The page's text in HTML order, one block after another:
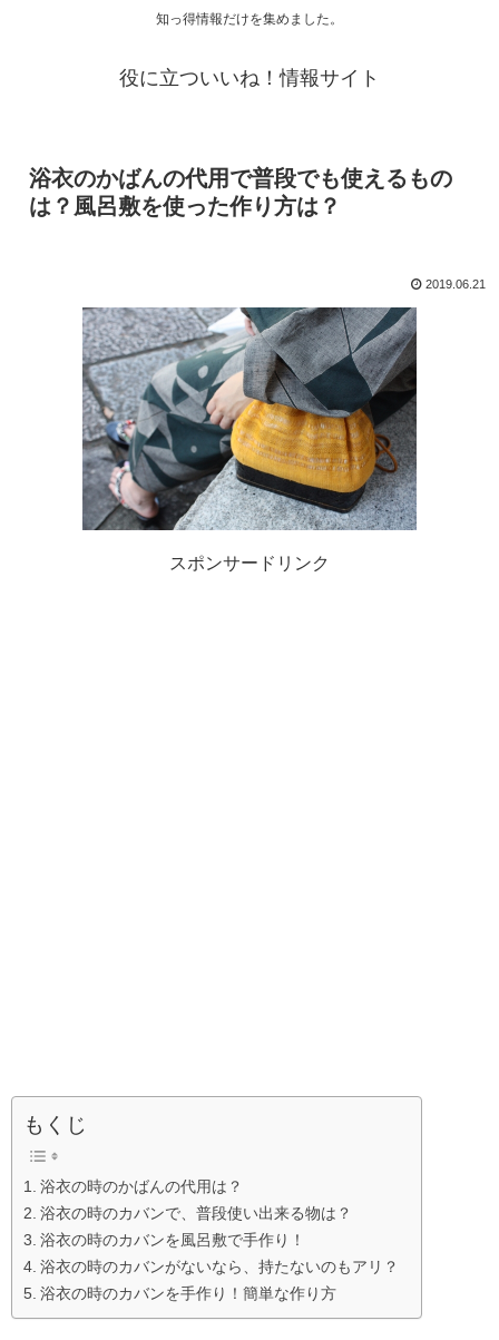
知っ得情報だけを集めました。
役に立ついいね！情報サイト
浴衣のかばんの代用で普段でも使えるもの
は？風呂敷を使った作り方は？
2019.06.21
スポンサードリンク
もくじ
浴衣の時のかばんの代用は？
浴衣の時のカバンで、普段使い出来る物は？
浴衣の時のカバンを風呂敷で手作り！
浴衣の時のカバンがないなら、持たないのもアリ？
浴衣の時のカバンを手作り！簡単な作り方